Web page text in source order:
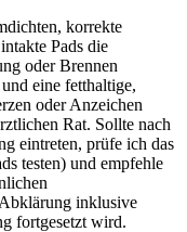
korrekte
Pads die
oder Brennen
eine fetthaltige,
oder Anzeichen
Rat. Sollte nach⁣
eintreten, prüfe ich das
testen) und empfehle
inklusive
fortgesetzt wird.